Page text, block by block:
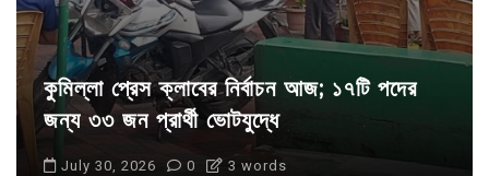
কুমিল্লা প্রেস ক্লাবের নির্বাচন আজ; ১৭টি পদের
জন্য ৩৩ জন প্রার্থী ভোটযুদ্ধে
July 30, 2026 0 3 words